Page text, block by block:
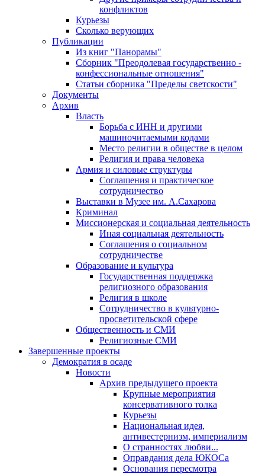
конфликтов
Курьезы
Сколько верующих
Публикации
Из книг "Панорамы"
Сборник "Преодолевая государственно -
конфессиональные отношения"
Статьи сборника "Пределы светскости"
Документы
Архив
Власть
Борьба с ИНН и другими
машиночитаемыми кодами
Место религии в обществе в целом
Религия и права человека
Армия и силовые структуры
Соглашения и практическое
сотрудничество
Выставки в Музее им. А.Сахарова
Криминал
Миссионерская и социальная деятельность
Иная социальная деятельность
Соглашения о социальном
сотрудничестве
Образование и культура
Государственная поддержка
религиозного образования
Религия в школе
Сотрудничество в культурно-
просветительской сфере
Общественность и СМИ
Религиозные СМИ
Завершенные проекты
Демократия в осаде
Новости
Архив предыдущего проекта
Крупные мероприятия
консервативного толка
Курьезы
Национальная идея,
антивестернизм, империализм
О странностях любви...
Оправдания дела ЮКОСа
Основания пересмотра